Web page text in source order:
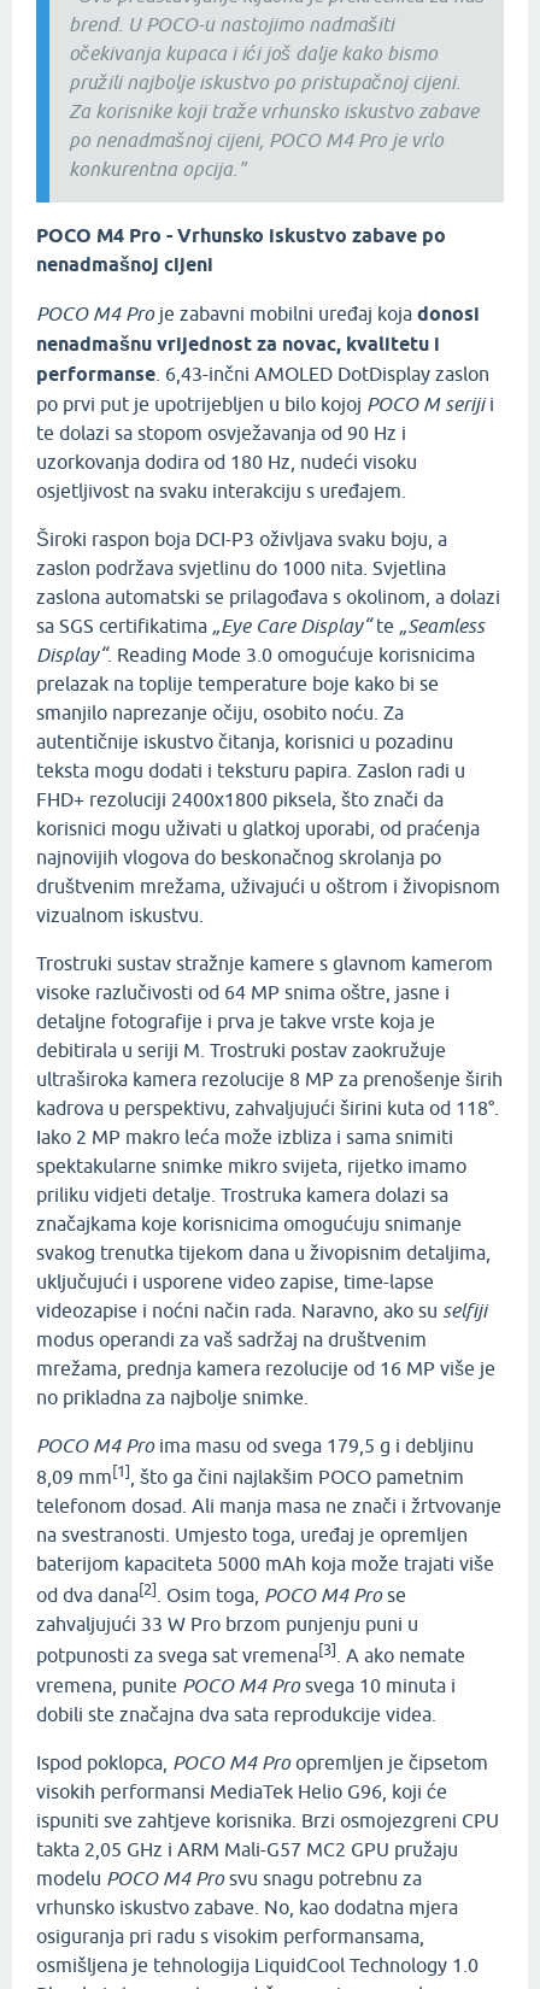
brend. U POCO-u nastojimo nadmašiti
očekivanja kupaca i ići još dalje kako bismo
pružili najbolje iskustvo po pristupačnoj cijeni.
Za korisnike koji traže vrhunsko iskustvo zabave
po nenadmašnoj cijeni, POCO M4 Pro je vrlo
konkurentna opcija."
POCO M4 Pro - Vrhunsko iskustvo zabave po
nenadmašnoj cijeni
POCO M4 Proje zabavni mobilni uređaj koja donosi
nenadmašnu vrijednost za novac, kvalitetu i
performanse . 6,43-inčni AMOLED DotDisplay zaslon
po prvi put je upotrijebljen u bilo kojoj POCO M serijii
te dolazi sa stopom osvježavanja od 90 Hz i
uzorkovanja dodira od 180 Hz, nudeći visoku
osjetljivost na svaku interakciju s uređajem.
Široki raspon boja DCI-P3 oživljava svaku boju, a
zaslon podržava svjetlinu do 1000 nita. Svjetlina
zaslona automatski se prilagođava s okolinom, a dolazi
sa SGS certifikatima „Eye Care Display“te „Seamless
Display“. Reading Mode 3.0 omogućuje korisnicima
prelazak na toplije temperature boje kako bi se
smanjilo naprezanje očiju, osobito noću. Za
autentičnije iskustvo čitanja, korisnici u pozadinu
teksta mogu dodati i teksturu papira. Zaslon radi u
FHD+ rezoluciji 2400x1800 piksela, što znači da
korisnici mogu uživati u glatkoj uporabi, od praćenja
najnovijih vlogova do beskonačnog skrolanja po
društvenim mrežama, uživajući u oštrom i živopisnom
vizualnom iskustvu.
Trostruki sustav stražnje kamere s glavnom kamerom
visoke razlučivosti od 64 MP snima oštre, jasne i
detaljne fotografije i prva je takve vrste koja je
debitirala u seriji M. Trostruki postav zaokružuje
ultraširoka kamera rezolucije 8 MP za prenošenje širih
kadrova u perspektivu, zahvaljujući širini kuta od 118°.
Iako 2 MP makro leća može izbliza i sama snimiti
spektakularne snimke mikro svijeta, rijetko imamo
priliku vidjeti detalje. Trostruka kamera dolazi sa
značajkama koje korisnicima omogućuju snimanje
svakog trenutka tijekom dana u živopisnim detaljima,
uključujući i usporene video zapise, time-lapse
videozapise i noćni način rada. Naravno, ako su selfiji
modus operandi za vaš sadržaj na društvenim
mrežama, prednja kamera rezolucije od 16 MP više je
no prikladna za najbolje snimke.
POCO M4 Proima masu od svega 179,5 g i debljinu
8,09 mm [1]
, što ga čini najlakšim POCO pametnim
telefonom dosad. Ali manja masa ne znači i žrtvovanje
na svestranosti. Umjesto toga, uređaj je opremljen
baterijom kapaciteta 5000 mAh koja može trajati više
od dva dana[2] . Osim toga, POCO M4 Prose
zahvaljujući 33 W Pro brzom punjenju puni u
potpunosti za svega sat vremena[3] . A ako nemate
vremena, punite POCO M4 Prosvega 10 minuta i
dobili ste značajna dva sata reprodukcije videa.
Ispod poklopca, POCO M4 Proopremljen je čipsetom
visokih performansi MediaTek Helio G96, koji će
ispuniti sve zahtjeve korisnika. Brzi osmojezgreni CPU
takta 2,05 GHz i ARM Mali-G57 MC2 GPU pružaju
modelu POCO M4 Prosvu snagu potrebnu za
vrhunsko iskustvo zabave. No, kao dodatna mjera
osiguranja pri radu s visokim performansama,
osmišljena je tehnologija LiquidCool Technology 1.0